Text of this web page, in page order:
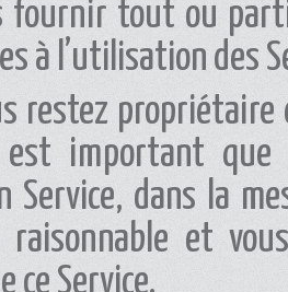
fournir tout ou
à l’utilisation des
restez
est important que
Service, dans la
et
ce Service.